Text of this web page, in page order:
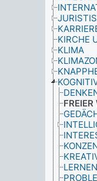
KIRCHE
KLIMA
FREIER
LERNEN